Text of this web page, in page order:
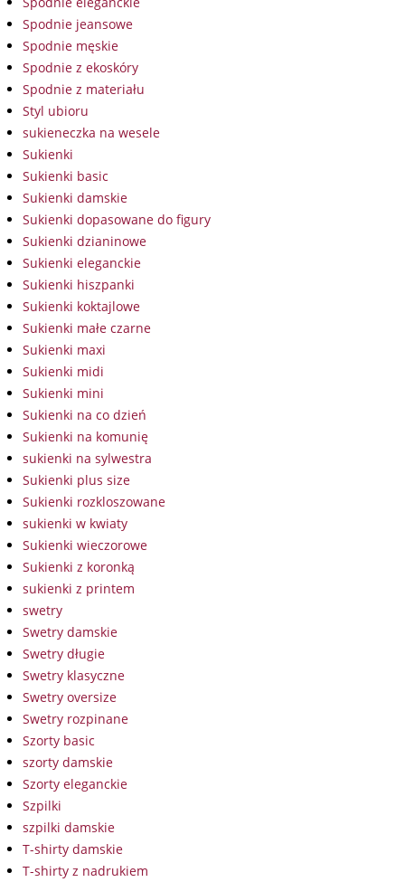
Spodnie jeansowe
Spodnie męskie
Spodnie z ekoskóry
Spodnie z materiału
Styl ubioru
sukieneczka na wesele
Sukienki
Sukienki basic
Sukienki damskie
Sukienki dopasowane do figury
Sukienki dzianinowe
Sukienki eleganckie
Sukienki hiszpanki
Sukienki koktajlowe
Sukienki małe czarne
Sukienki maxi
Sukienki midi
Sukienki mini
Sukienki na co dzień
Sukienki na komunię
sukienki na sylwestra
Sukienki plus size
Sukienki rozkloszowane
sukienki w kwiaty
Sukienki wieczorowe
Sukienki z koronką
sukienki z printem
swetry
Swetry damskie
Swetry długie
Swetry klasyczne
Swetry oversize
Swetry rozpinane
Szorty basic
szorty damskie
Szorty eleganckie
Szpilki
szpilki damskie
T-shirty damskie
T-shirty z nadrukiem